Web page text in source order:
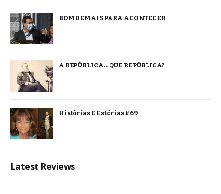
BOM DEMAIS PARA ACONTECER
A REPÚBLICA… QUE REPÚBLICA?
Histórias E Estórias #69
Latest Reviews